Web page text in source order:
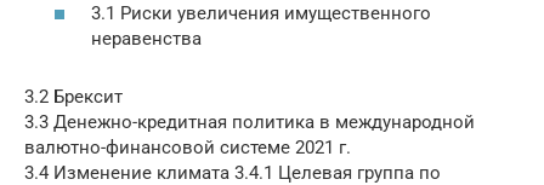
3.1 Риски увеличения имущественного
неравенства
3.2 Брексит
3.3 Денежно-кредитная политика в международной
валютно-финансовой системе 2021 г.
3.4 Изменение климата 3.4.1 Целевая группа по